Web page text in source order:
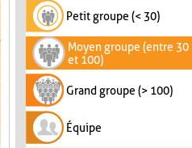
Petit groupe (< 30)
Moyen groupe (entre 30
et 100)
Grand groupe (> 100)
Équipe